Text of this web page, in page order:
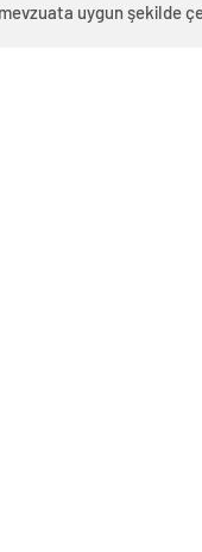
uygun şekilde